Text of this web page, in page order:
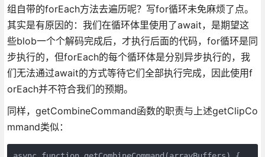
组自带的forEach方法去遍历呢？写for循环未免麻烦了点。
其实是有原因的：我们在循环体里使用了await，是期望这
些blob一个个解码完成后，才执行后面的代码，for循环是同
步执行的，但forEach的每个循环体是分别异步执行的，我
们无法通过await的方式等待它们全部执行完成，因此使用f
orEach并不符合我们的预期。
同样，getCombineCommand函数的职责与上述getClipCo
mmand类似：